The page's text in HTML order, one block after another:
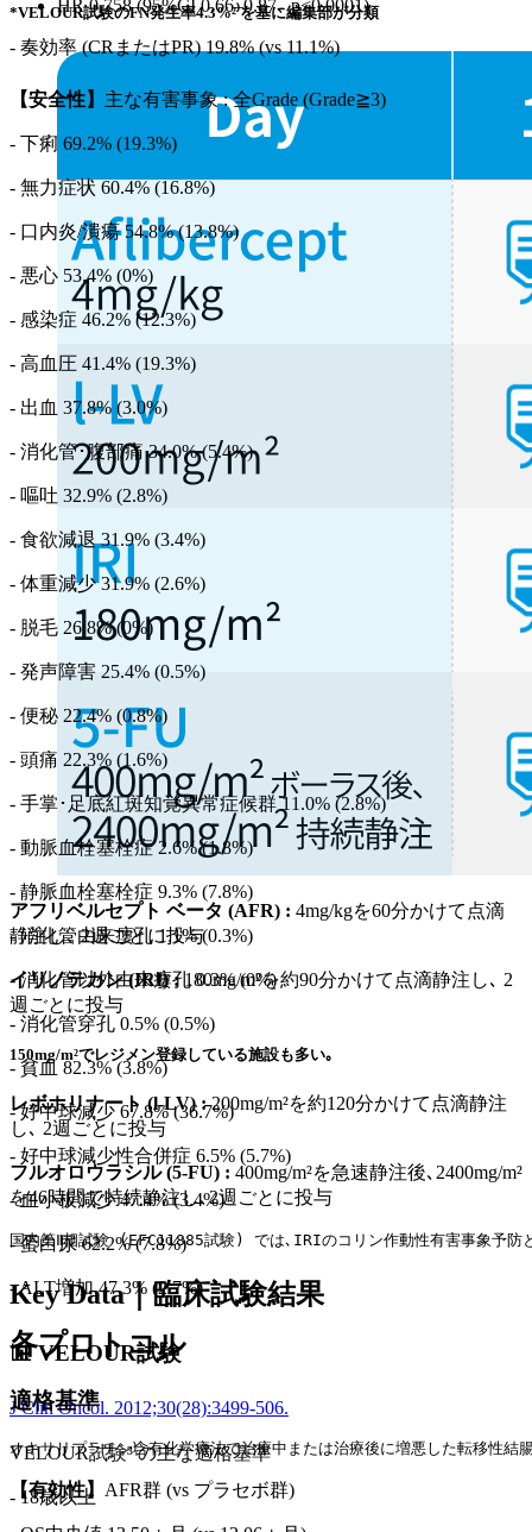
HR 0.758 (95%CI 0.66–0.87､ p<0.0001)
- 奏効率 (CRまたはPR) 19.8% (vs 11.1%)
【安全性】 主な有害事象 : 全Grade (Grade≧3)
- 下痢 69.2% (19.3%)
- 無力症状 60.4% (16.8%)
- 口内炎/潰瘍 54.8% (13.8%)
- 悪心 53.4% (0%)
- 感染症 46.2% (12.3%)
- 高血圧 41.4% (19.3%)
- 出血 37.8% (3.0%)
- 消化管･腹部痛 34.0% (5.4%)
- 嘔吐 32.9% (2.8%)
- 食欲減退 31.9% (3.4%)
- 体重減少 31.9% (2.6%)
- 脱毛 26.8% (0%)
- 発声障害 25.4% (0.5%)
- 便秘 22.4% (0.8%)
- 頭痛 22.3% (1.6%)
- 手掌･足底紅斑知覚異常症候群 11.0% (2.8%)
- 動脈血栓塞栓症 2.6% (1.8%)
- 静脈血栓塞栓症 9.3% (7.8%)
- 消化管由来瘻孔 1.1% (0.3%)
- 消化管以外由来瘻孔 0.3% (0%)
- 消化管穿孔 0.5% (0.5%)
- 貧血 82.3% (3.8%)
- 好中球減少 67.8% (36.7%)
- 好中球減少性合併症 6.5% (5.7%)
- 血小板減少 47.4% (3.4%)
- 蛋白尿 62.2% (7.8%)
- ALT増加 47.3% (2.7%)
各プロトコル
適格基準
VELOUR試験³⁾の主な適格基準
- 18歳以上
*VELOUR試験のFN発生率4.3%²⁾を基に編集部が分類
アフリベルセプト ベータ (AFR) : 4mg/kgを60分かけて点滴
静注し､ 2週ごとに投与
イリノテカン (IRI) :180mg/m²を約90分かけて点滴静注し､ 2
週ごとに投与
150mg/m²でレジメン登録している施設も多い｡
レボホリナート (l-LV) :200mg/m²を約120分かけて点滴静注
し､ 2週ごとに投与
フルオロウラシル (5-FU) : 400mg/m²を急速静注後､2400mg/m²
を46時間で持続静注し､2週ごとに投与
国内第Ⅱ相試験 (EFC11885試験) では､IRIのコリン作動性有害事象予防
Key Data｜臨床試験結果
📊 VELOUR試験
J Clin Oncol. 2012;30(28):3499-506.
オキサリプラチン含有化学療法で治療中または治療後に増悪した転移性
【有効性】 AFR群 (vs プラセボ群)